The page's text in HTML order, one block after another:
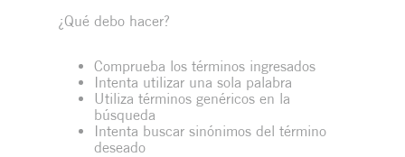
¿Qué debo hacer?
Comprueba los términos ingresados
Intenta utilizar una sola palabra
Utiliza términos genéricos en la
búsqueda
Intenta buscar sinónimos del término
deseado